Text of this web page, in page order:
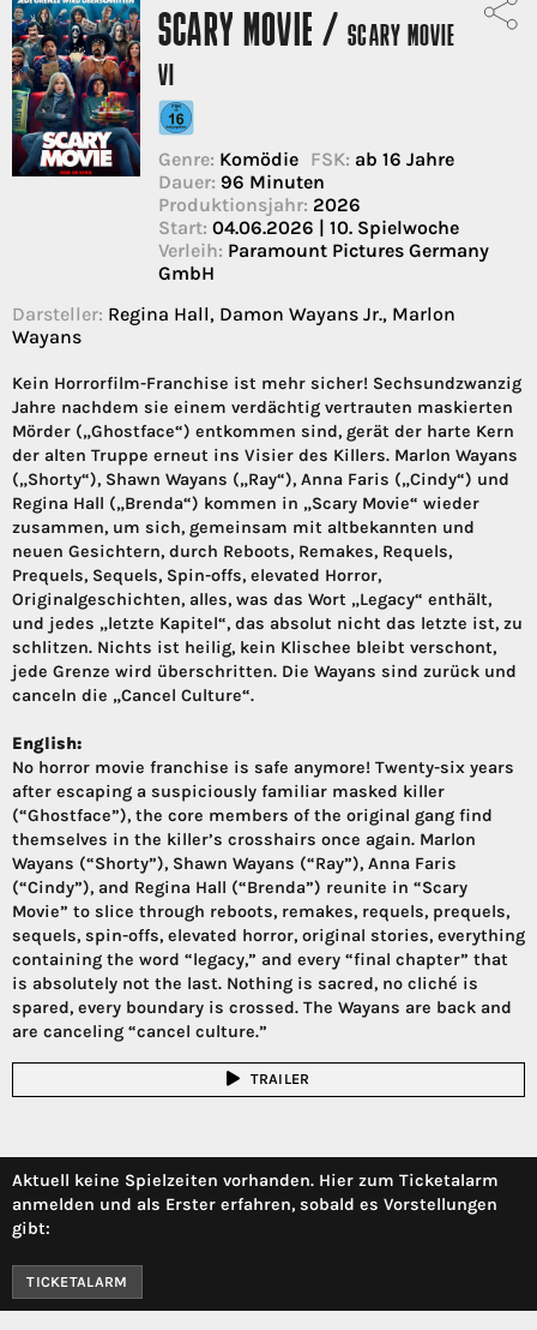
SCARY MOVIE /SCARY MOVIE
VI
Genre: Komödie FSK: ab 16 Jahre
Dauer: 96 Minuten
Produktionsjahr: 2026
Start: 04.06.2026 | 10. Spielwoche
Verleih: Paramount Pictures Germany
GmbH
Darsteller: Regina Hall, Damon Wayans Jr., Marlon
Wayans
Kein Horrorfilm-Franchise ist mehr sicher! Sechsundzwanzig
Jahre nachdem sie einem verdächtig vertrauten maskierten
Mörder („Ghostface“) entkommen sind, gerät der harte Kern
der alten Truppe erneut ins Visier des Killers. Marlon Wayans
(„Shorty“), Shawn Wayans („Ray“), Anna Faris („Cindy“) und
Regina Hall („Brenda“) kommen in „Scary Movie“ wieder
zusammen, um sich, gemeinsam mit altbekannten und
neuen Gesichtern, durch Reboots, Remakes, Requels,
Prequels, Sequels, Spin-offs, elevated Horror,
Originalgeschichten, alles, was das Wort „Legacy“ enthält,
und jedes „letzte Kapitel“, das absolut nicht das letzte ist, zu
schlitzen. Nichts ist heilig, kein Klischee bleibt verschont,
jede Grenze wird überschritten. Die Wayans sind zurück und
canceln die „Cancel Culture“.
English:
No horror movie franchise is safe anymore! Twenty-six years
after escaping a suspiciously familiar masked killer
(“Ghostface”), the core members of the original gang find
themselves in the killer’s crosshairs once again. Marlon
Wayans (“Shorty”), Shawn Wayans (“Ray”), Anna Faris
(“Cindy”), and Regina Hall (“Brenda”) reunite in “Scary
Movie” to slice through reboots, remakes, requels, prequels,
sequels, spin-offs, elevated horror, original stories, everything
containing the word “legacy,” and every “final chapter” that
is absolutely not the last. Nothing is sacred, no cliché is
spared, every boundary is crossed. The Wayans are back and
are canceling “cancel culture.”
TRAILER
Aktuell keine Spielzeiten vorhanden. Hier zum Ticketalarm
anmelden und als Erster erfahren, sobald es Vorstellungen
gibt:
TICKETALARM